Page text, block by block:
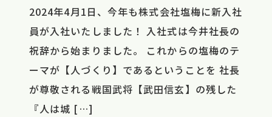
2024年4月1日、今年も株式会社塩梅に新入社
員が入社いたしました！ 入社式は今井社長の
祝辞から始まりました。 これからの塩梅のテ
ーマが【人づくり】であるということを 社長
が尊敬される戦国武将【武田信玄】の残した
『人は城 […]